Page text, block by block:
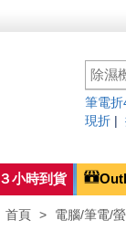
筆電
現折
３小時到貨
首頁 > 電腦/筆電/